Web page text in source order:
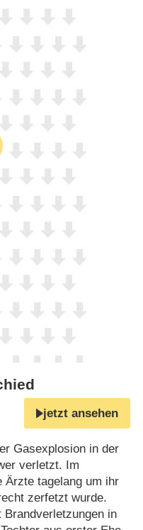
jetzt ansehen
Gasexplosion in der
verletzt. Im
Ärzte tagelang um ihr
zerfetzt wurde.
in